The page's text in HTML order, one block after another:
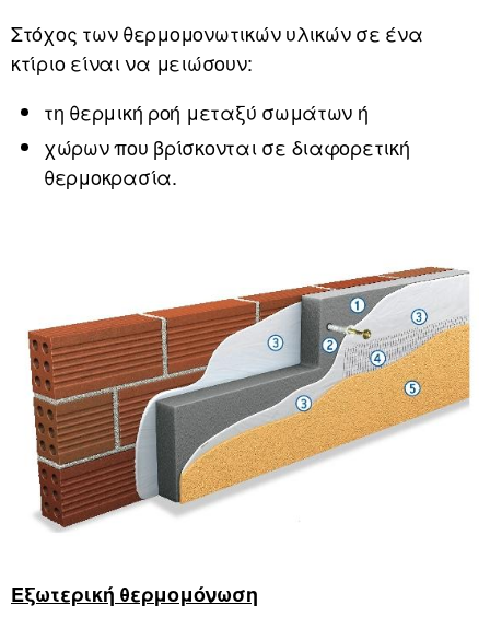
Στόχος των θερμομονωτικών υλικών σε ένα
κτίριο είναι να μειώσουν:
τη θερμική ροή μεταξύ σωμάτων ή
χώρων που βρίσκονται σε διαφορετική
θερμοκρασία.
Εξωτερική θερμομόνωση